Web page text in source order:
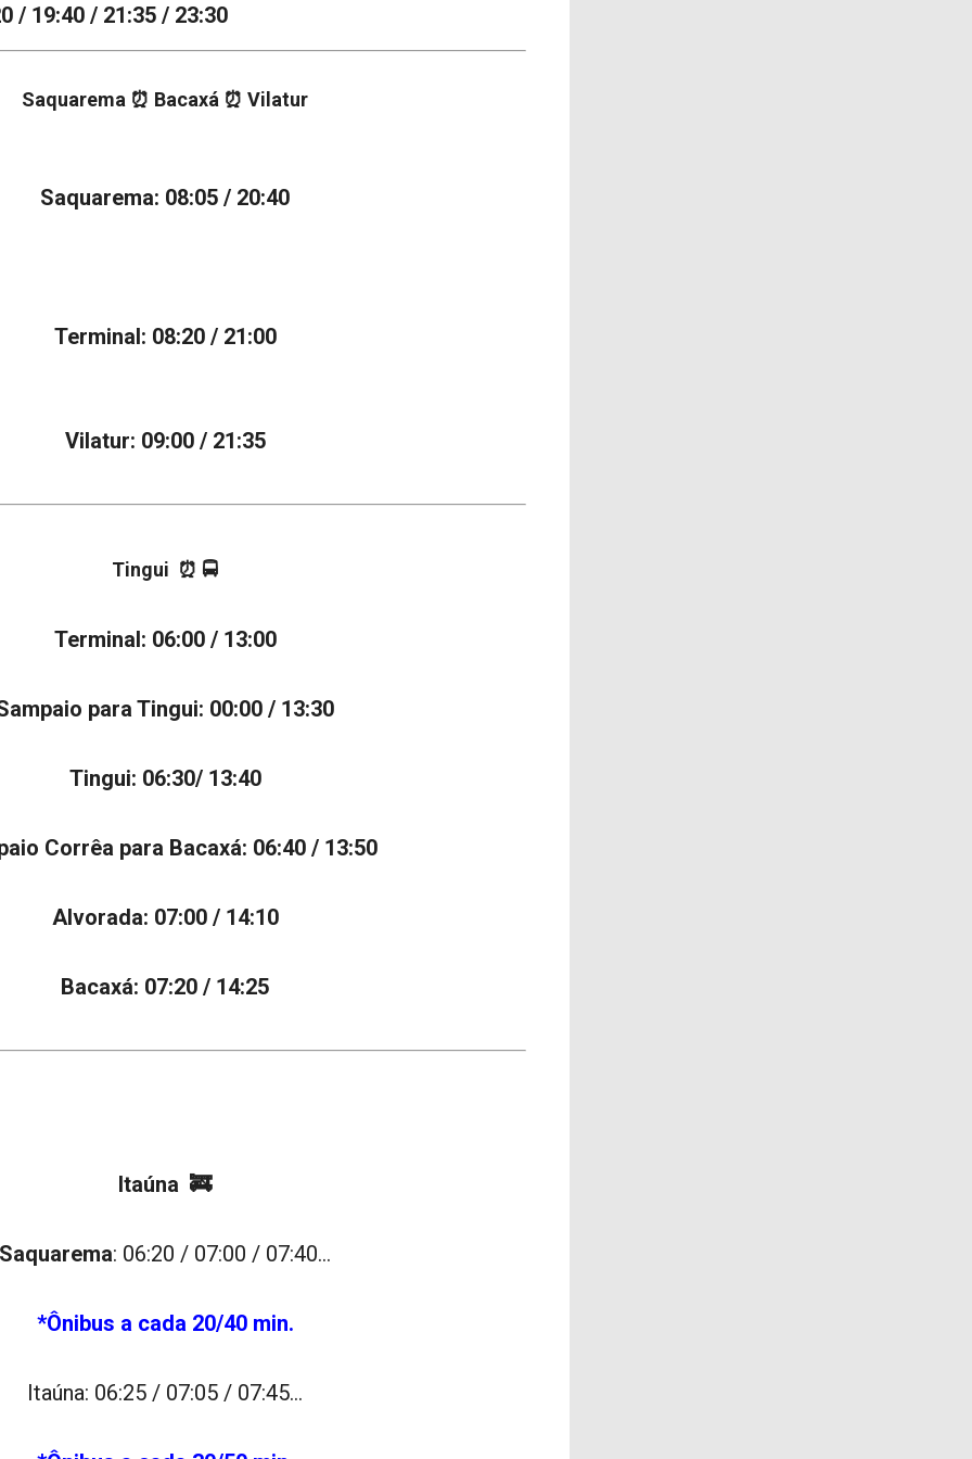
/ 19:40 / 21:35 / 23:30
Saquarema ⏰ Bacaxá ⏰ Vilatur
Saquarema: 08:05 / 20:40
Terminal: 08:20 / 21:00
Vilatur: 09:00 / 21:35
Tingui ⏰ 🚍
Terminal: 06:00 / 13:00
para Tingui: 00:00 / 13:30
Tingui: 06:30/ 13:40
Corrêa para Bacaxá: 06:40 / 13:50
Alvorada: 07:00 / 14:10
Bacaxá: 07:20 / 14:25
Itaúna 🚒
Saquarema: 06:20 / 07:00 / 07:40…
*Ônibus a cada 20/40 min.
Itaúna: 06:25 / 07:05 / 07:45…